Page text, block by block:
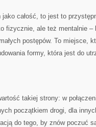
całość, to jest to
fizycznie, ale też mentalnie –
postępów. To miejsce,
formy, która jest do
takiej strony: w
początkiem drogi, dla
do tego, by znów poczuć